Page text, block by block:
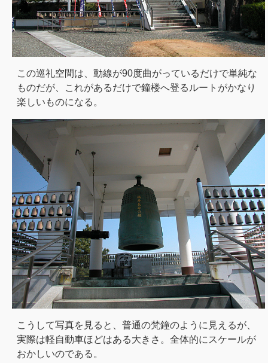
この巡礼空間は、動線が90度曲がっているだけで単純な
ものだが、これがあるだけで鐘楼へ登るルートがかなり
楽しいものになる。
こうして写真を見ると、普通の梵鐘のように見えるが、
実際は軽自動車ほどはある大きさ。全体的にスケールが
おかしいのである。